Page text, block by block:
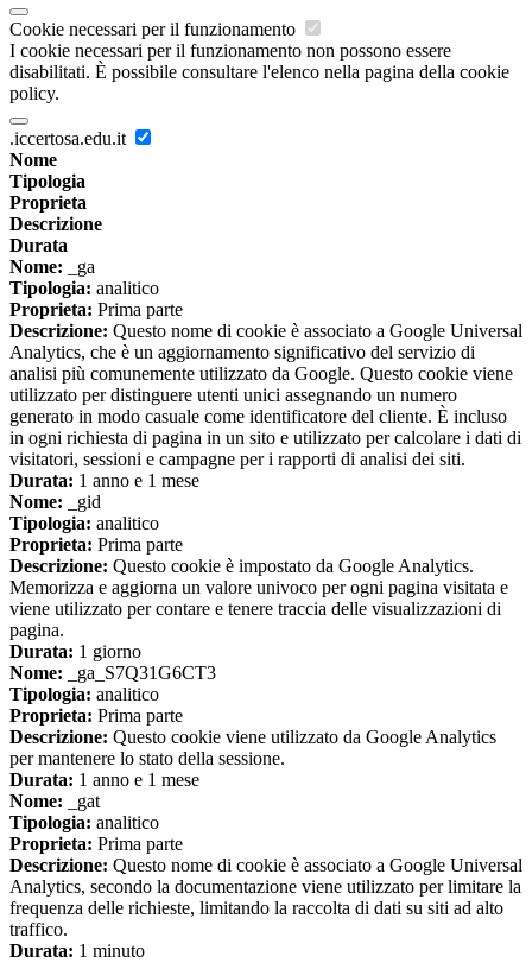
Cookie necessari per il funzionamento
I cookie necessari per il funzionamento non possono essere
disabilitati. È possibile consultare l'elenco nella pagina della cookie
policy.
.iccertosa.edu.it
Nome
Tipologia
Proprieta
Descrizione
Durata
Nome: _ga
Tipologia: analitico
Proprieta: Prima parte
Descrizione: Questo nome di cookie è associato a Google Universal
Analytics, che è un aggiornamento significativo del servizio di
analisi più comunemente utilizzato da Google. Questo cookie viene
utilizzato per distinguere utenti unici assegnando un numero
generato in modo casuale come identificatore del cliente. È incluso
in ogni richiesta di pagina in un sito e utilizzato per calcolare i dati di
visitatori, sessioni e campagne per i rapporti di analisi dei siti.
Durata: 1 anno e 1 mese
Nome: _gid
Tipologia: analitico
Proprieta: Prima parte
Descrizione: Questo cookie è impostato da Google Analytics.
Memorizza e aggiorna un valore univoco per ogni pagina visitata e
viene utilizzato per contare e tenere traccia delle visualizzazioni di
pagina.
Durata: 1 giorno
Nome: _ga_S7Q31G6CT3
Tipologia: analitico
Proprieta: Prima parte
Descrizione: Questo cookie viene utilizzato da Google Analytics
per mantenere lo stato della sessione.
Durata: 1 anno e 1 mese
Nome: _gat
Tipologia: analitico
Proprieta: Prima parte
Descrizione: Questo nome di cookie è associato a Google Universal
Analytics, secondo la documentazione viene utilizzato per limitare la
frequenza delle richieste, limitando la raccolta di dati su siti ad alto
traffico.
Durata: 1 minuto